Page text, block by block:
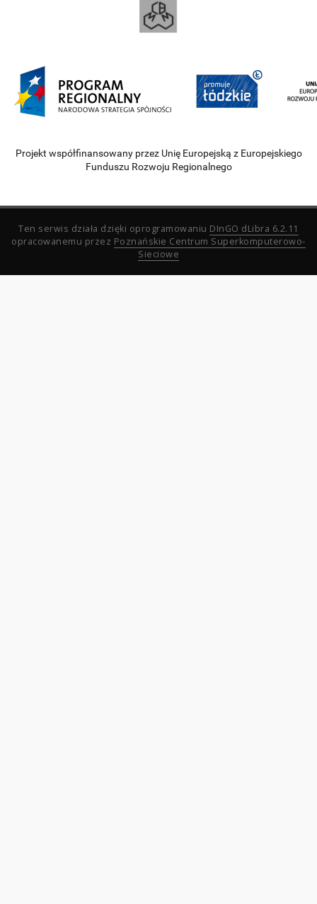
Projekt współfinansowany przez Unię Europejską z Europejskiego
Funduszu Rozwoju Regionalnego
Ten serwis działa dzięki oprogramowaniu DInGO dLibra 6.2.11
opracowanemu przez Poznańskie Centrum Superkomputerowo-
Sieciowe